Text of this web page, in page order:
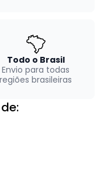
Todo o Brasil
Envio para todas
regiões brasileiras